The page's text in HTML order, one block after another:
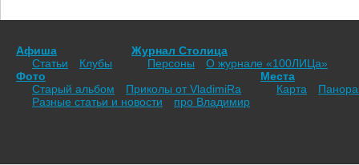
Афиша
Статьи
Клубы
Журнал Столица
Персоны
О журнале «100ЛИЦа»
Фото
Старый альбом
Приколы от VladimiRа
Места
Карта
Разные статьи и новости
про Владимир